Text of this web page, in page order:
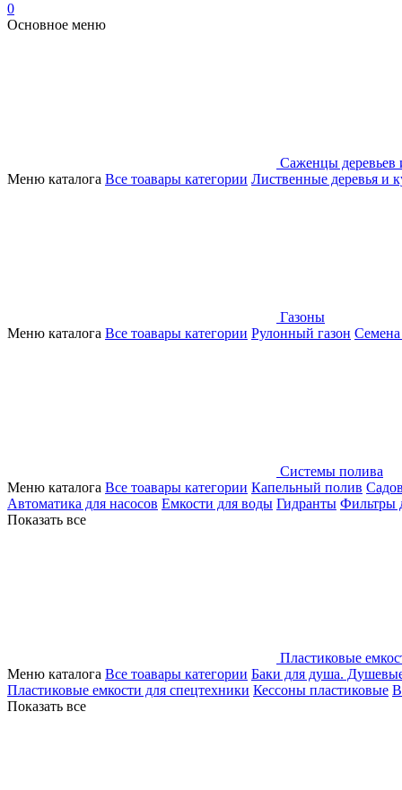
0
Основное меню
Саженцы деревьев
Меню каталога Все тоавары категории Лиственные деревья и
Газоны
Меню каталога Все тоавары категории Рулонный газон Семена
Системы полива
Меню каталога Все тоавары категории Капельный полив
Автоматика для насосов Емкости для воды Гидранты Фильтры
Показать все
Пластиковые
Меню каталога Все тоавары категории Баки для душа.
Пластиковые емкости для спецтехники Кессоны пластиковые
Показать все